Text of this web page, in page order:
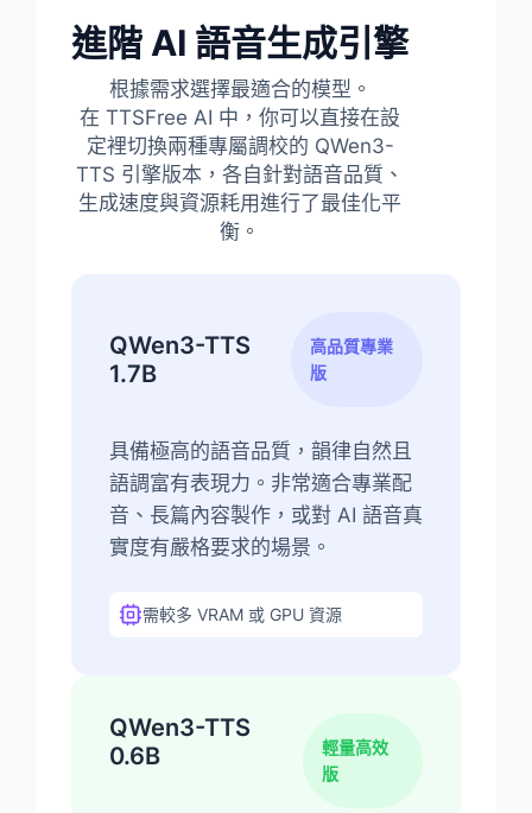
進階 AI 語音生成引擎
根據需求選擇最適合的模型。
在 TTSFree AI 中，你可以直接在設
定裡切換兩種專屬調校的 QWen3-
TTS 引擎版本，各自針對語音品質、
生成速度與資源耗用進行了最佳化平
衡。
QWen3-TTS
1.7B
高品質專業
版
具備極高的語音品質，韻律自然且
語調富有表現力。非常適合專業配
音、長篇內容製作，或對 AI 語音真
實度有嚴格要求的場景。
需較多 VRAM 或 GPU 資源
QWen3-TTS
0.6B
輕量高效
版